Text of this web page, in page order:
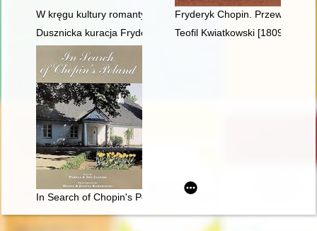
W kręgu kultury romantycznej. W 200-lecie urodzin
Fryderyk Chopin. Przewodnik
Dusznicka kuracja Fryderyka Chopina w świetle zachowanych
Teofil Kwiatkowski [1809-1891]
In Search of Chopin's Poland